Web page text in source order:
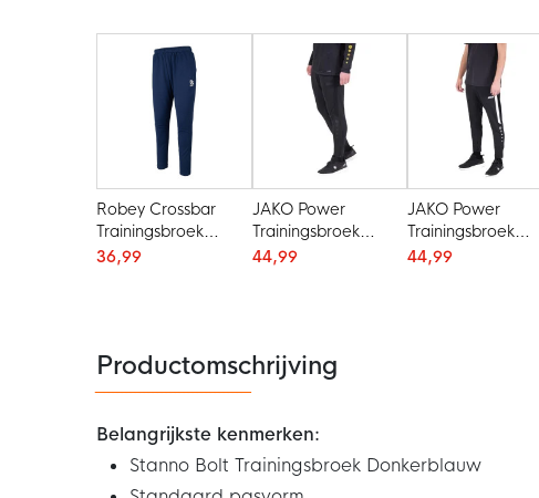
Robey Crossbar
Trainingsbroek
Donkerblauw
36,99
JAKO Power
Trainingsbroek
Zwart
44,99
JAKO Power
Trainingsbroek
Zwart Wit
44,99
Productomschrijving
Belangrijkste kenmerken:
Stanno Bolt Trainingsbroek Donkerblauw